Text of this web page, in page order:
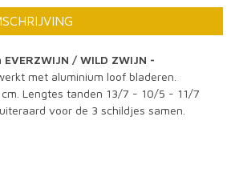
/ WILD ZWIJN -
met aluminium loof bladeren.
cm. Lengtes tanden 13/7 - 10/5 - 11/7
voor de 3 schildjes samen.